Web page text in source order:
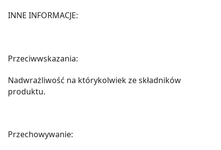
INNE INFORMACJE:
Przeciwwskazania:
Nadwrażliwość na którykolwiek ze składników
produktu.
Przechowywanie: